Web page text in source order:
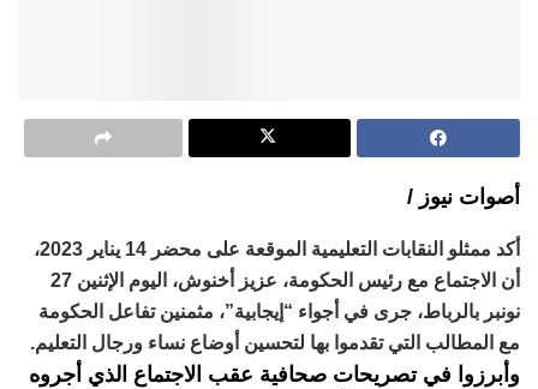
أصوات نيوز /
أكد ممثلو النقابات التعليمية الموقعة على محضر 14 يناير 2023،
أن الاجتماع مع رئيس الحكومة، عزيز أخنوش، اليوم الإثنين 27
نونبر بالرباط، جرى في أجواء “إيجابية”، مثمنين تفاعل الحكومة
مع المطالب التي تقدموا بها لتحسين أوضاع نساء ورجال التعليم.
وأبرزوا في تصريحات صحافية عقب الاجتماع الذي أجروه